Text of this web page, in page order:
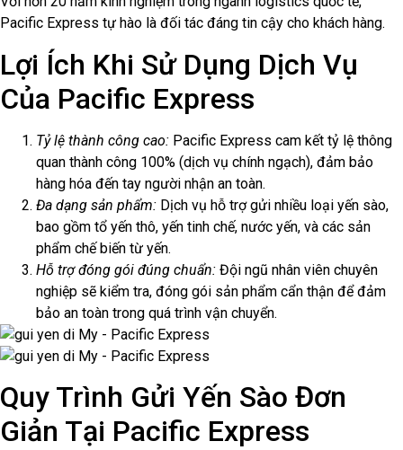
Pacific Express tự hào là đối tác đáng tin cậy cho khách hàng.
Lợi Ích Khi Sử Dụng Dịch Vụ
Của Pacific Express
Tỷ lệ thành công cao: Pacific Express cam kết tỷ lệ thông
quan thành công 100% (dịch vụ chính ngạch), đảm bảo
hàng hóa đến tay người nhận an toàn.
Đa dạng sản phẩm: Dịch vụ hỗ trợ gửi nhiều loại yến sào,
bao gồm tổ yến thô, yến tinh chế, nước yến, và các sản
phẩm chế biến từ yến.
Hỗ trợ đóng gói đúng chuẩn: Đội ngũ nhân viên chuyên
nghiệp sẽ kiểm tra, đóng gói sản phẩm cẩn thận để đảm
bảo an toàn trong quá trình vận chuyển.
Quy Trình Gửi Yến Sào Đơn
Giản Tại Pacific Express